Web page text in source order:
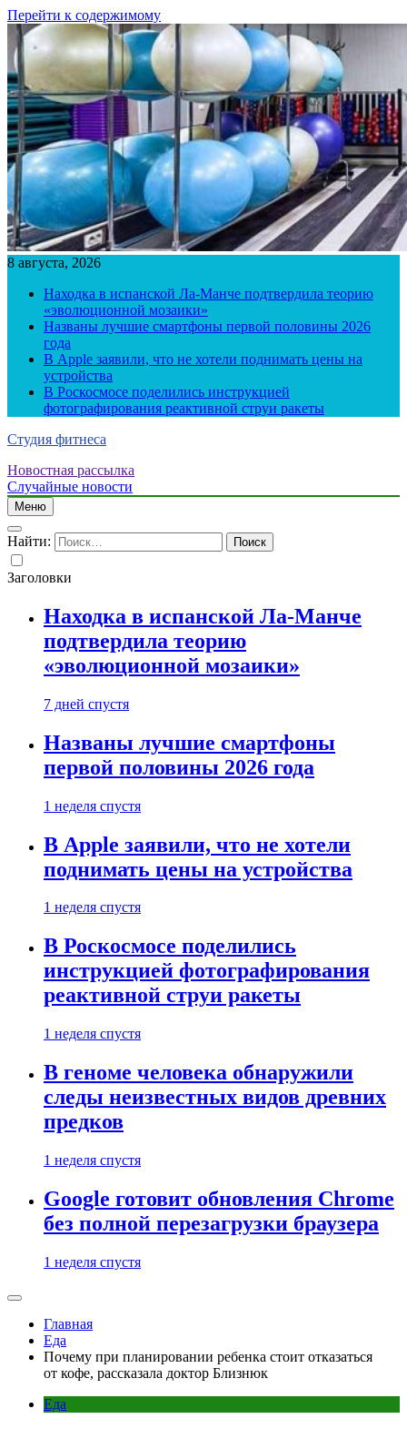
Перейти к содержимому
8 августа, 2026
Находка в испанской Ла-Манче подтвердила теорию
«эволюционной мозаики»
Названы лучшие смартфоны первой половины 2026
года
В Apple заявили, что не хотели поднимать цены на
устройства
В Роскосмосе поделились инструкцией
фотографирования реактивной струи ракеты
Студия фитнеса
Новостная рассылка
Случайные новости
Меню
Найти:
Заголовки
Находка в испанской Ла-Манче
подтвердила теорию
«эволюционной мозаики»
7 дней спустя
Названы лучшие смартфоны
первой половины 2026 года
1 неделя спустя
В Apple заявили, что не хотели
поднимать цены на устройства
1 неделя спустя
В Роскосмосе поделились
инструкцией фотографирования
реактивной струи ракеты
1 неделя спустя
В геноме человека обнаружили
следы неизвестных видов древних
предков
1 неделя спустя
Google готовит обновления Chrome
без полной перезагрузки браузера
1 неделя спустя
Главная
Еда
Почему при планировании ребенка стоит отказаться
от кофе, рассказала доктор Близнюк
Еда